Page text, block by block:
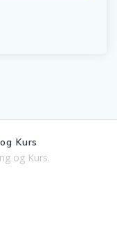
Kurs
og Kurs.